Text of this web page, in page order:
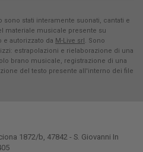
sono stati interamente suonati, cantati e
materiale musicale presente su
e autorizzato da M-Live srl . Sono
estrapolazioni e rielaborazione di una
brano musicale, registrazione di una
del testo presente all'interno dei file
1872/b, 47842 - S. Giovanni In